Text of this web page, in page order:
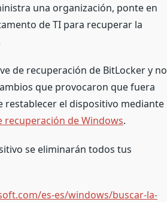
una organización, ponte en
de TI para recuperar la
de recuperación de BitLocker y no
que provocaron que fuera
restablecer el dispositivo mediante
recuperación de Windows.
se eliminarán todos tus
es-es/windows/buscar-la-